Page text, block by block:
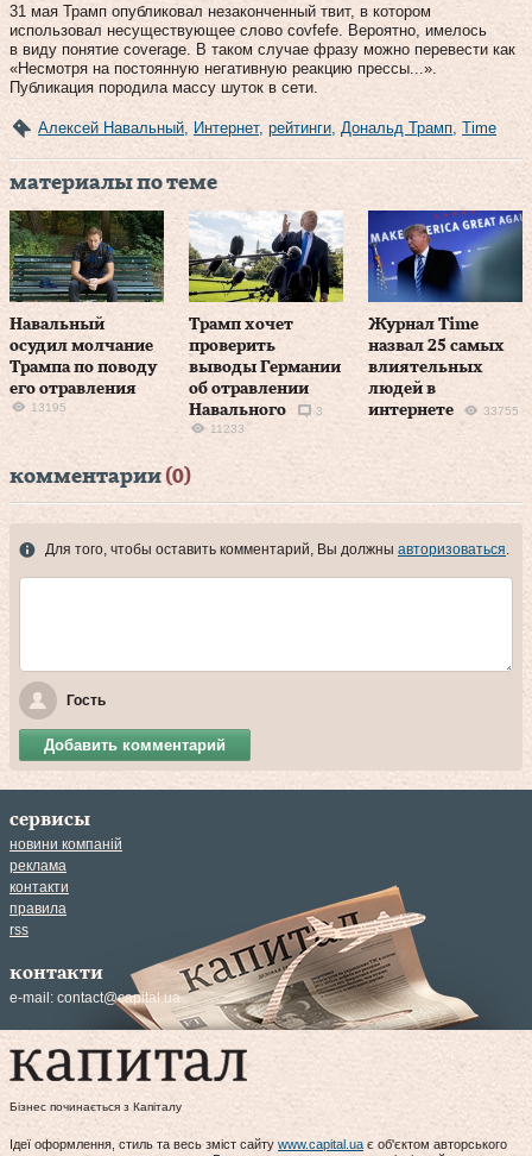
31 мая Трамп опубликовал незаконченный твит, в котором
использовал несуществующее слово covfefe. Вероятно, имелось
в виду понятие coverage. В таком случае фразу можно перевести как
«Несмотря на постоянную негативную реакцию прессы...».
Публикация породила массу шуток в сети.
Алексей Навальный Интернет, рейтинги Дональд Трамп Time
материалы по теме
Навальный
осудил молчание
Трампа по поводу
его отравления
13195
Трамп хочет
проверить
выводы Германии
об отравлении
Навального
3
11233
Журнал Time
назвал 25 самых
влиятельных
людей в
интернете
33755
комментарии (0)
Для того, чтобы оставить комментарий, Вы должны авторизоваться.
Гость
Добавить комментарий
сервисы
новини компаній
реклама
контакти
правила
rss
контакти
e-mail: contact@capital.ua
Бізнес починається з Капіталу
Ідеї оформлення, стиль та весь зміст сайту www.capital.ua є об'єктом авторського